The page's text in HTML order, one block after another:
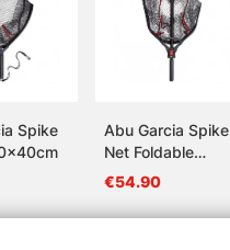
Spike
Abu Garcia Spike
Net Foldable
60x50cm
€54.90